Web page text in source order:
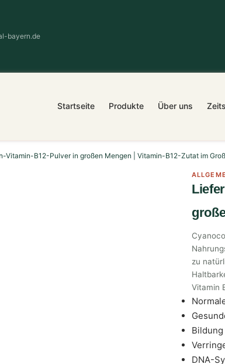
bayern.de
Startseite Produkte Über uns
Vitamin-B12-Pulver in großen Mengen | Vitamin-B12-Zutat im
zu
Vitamin
DNA-